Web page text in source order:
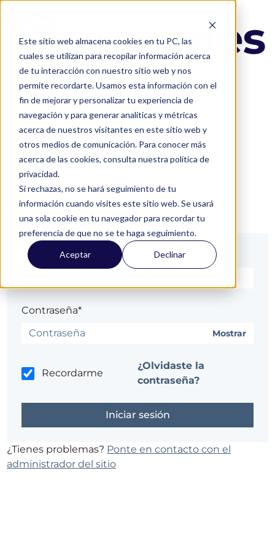
Este sitio web almacena cookies en tu PC, las
cuales se utilizan para recopilar información acerca
de tu interacción con nuestro sitio web y nos
permite recordarte. Usamos esta información con el
fin de mejorar y personalizar tu experiencia de
navegación y para generar analíticas y métricas
acerca de nuestros visitantes en este sitio web y
otros medios de comunicación. Para conocer más
acerca de las cookies, consulta nuestra política de
privacidad.
Si rechazas, no se hará seguimiento de tu
información cuando visites este sitio web. Se usará
una sola cookie en tu navegador para recordar tu
preferencia de que no se te haga seguimiento.
Aceptar Declinar
Iniciar sesión
La página que estás intentando ver solo está
disponible para usuarios registrados.
Correo*
Contraseña*
Mostrar
Recordarme
¿Olvidaste la
contraseña?
¿Tienes problemas? Ponte en contacto con el
administrador del sitio